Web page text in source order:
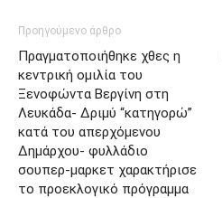
Προηγούμενο άρθρο
Πραγματοποιήθηκε χθες η
κεντρική ομιλία του
Ξενοφώντα Βεργίνη στη
Λευκάδα- Δριμύ “κατηγορώ”
κατά του απερχόμενου
Δημάρχου- φυλλάδιο
σουπερ-μαρκετ χαρακτήρισε
το προεκλογικό πρόγραμμα